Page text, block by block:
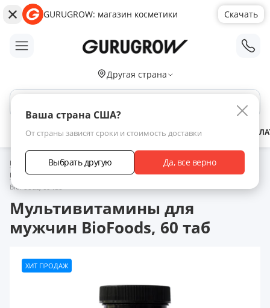
GURUGROW: магазин косметики Скачать
Другая страна
Ваша страна США?
От страны зависят сроки и стоимость доставки
Выбрать другую Да, все верно
АКЦИИ НОВИНКИБРЕНДЫЗАРАБОТАТЬ С НАМИ
Главная Каталог товаров
Витамины для здоровья волос
Витаминные и минеральные комплексы
Мультивитамины для мужчин
BioFoods, 60 таб
Мультивитамины для
мужчин BioFoods, 60 таб
ХИТ ПРОДАЖ